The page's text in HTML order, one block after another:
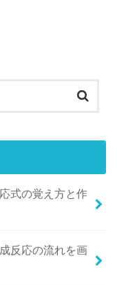
式の覚え方と作
反応の流れを画